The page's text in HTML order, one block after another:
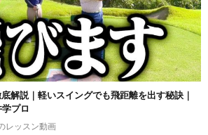
解説｜軽いスイングでも飛距離を出す秘訣｜
プロ
レッスン動画